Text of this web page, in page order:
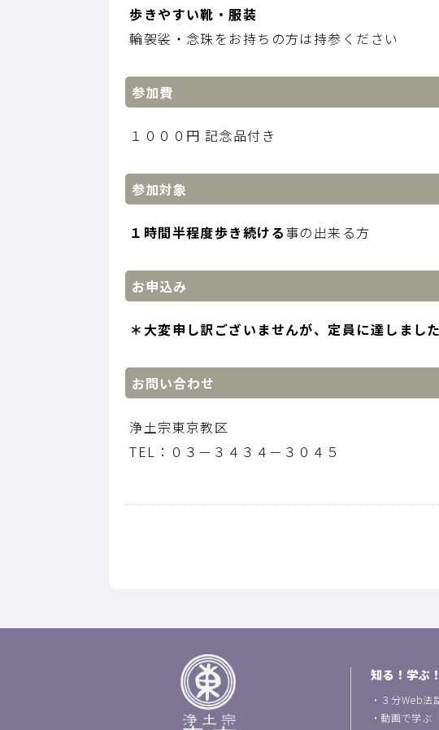
歩きやすい靴・服装
輪袈裟・念珠をお持ちの方は持参ください
参加費
１０００円 記念品付き
参加対象
１時間半程度歩き続ける事の出来る方
お申込み
＊大変申し訳ございませんが、定員に達しまし
お問い合わせ
浄土宗東京教区
TEL：０３－３４３４－３０４５
知る！学ぶ
・ ３分Web法
・動画で学ぶ